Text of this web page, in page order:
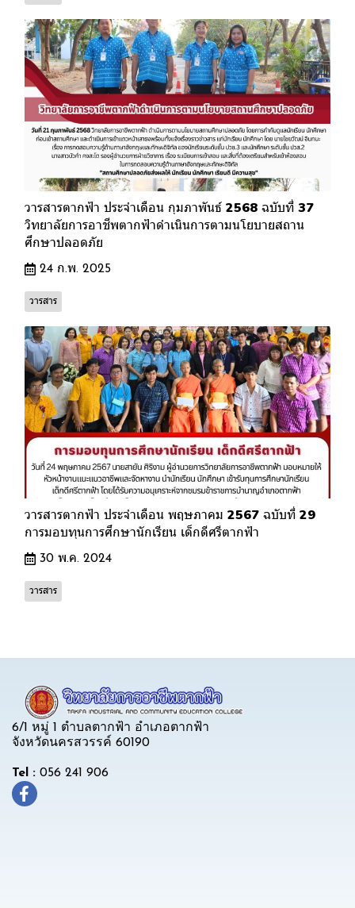
วารสารตากฟ้า ประจำเดือน กุมภาพันธ์ 2568 ฉบับที่ 37
วิทยาลัยการอาชีพตากฟ้าดำเนินการตามนโยบายสถาน
ศึกษาปลอดภัย
24 ก.พ. 2025
วารสาร
วารสารตากฟ้า ประจำเดือน พฤษภาคม 2567 ฉบับที่ 29
การมอบทุนการศึกษานักเรียน เด็กดีศรีตากฟ้า
30 พ.ค. 2024
วารสาร
6/1 หมู่ 1 ตำบลตากฟ้า อำเภอตากฟ้า
จังหวัดนครสวรรค์ 60190
Tel : 056 241 906